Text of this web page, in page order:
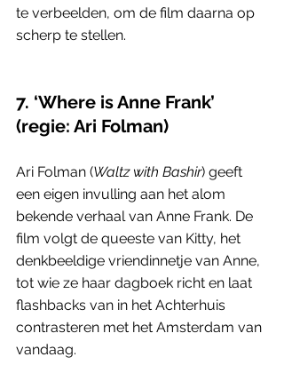
te verbeelden, om de film daarna op
scherp te stellen.
7. ‘Where is Anne Frank’
(regie: Ari Folman)
Ari Folman (Waltz with Bashir) geeft
een eigen invulling aan het alom
bekende verhaal van Anne Frank. De
film volgt de queeste van Kitty, het
denkbeeldige vriendinnetje van Anne,
tot wie ze haar dagboek richt en laat
flashbacks van in het Achterhuis
contrasteren met het Amsterdam van
vandaag.